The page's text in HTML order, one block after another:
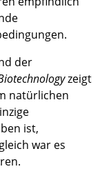
der
zeigt
natürlichen
ist,
war es